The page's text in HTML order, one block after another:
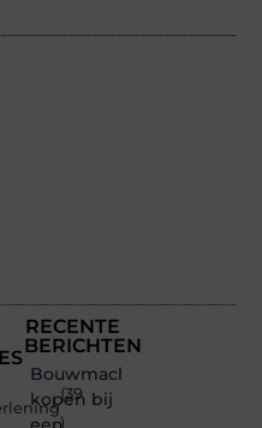
(39
)
RECENTE
BERICHTEN
Bouwmachines
kopen bij